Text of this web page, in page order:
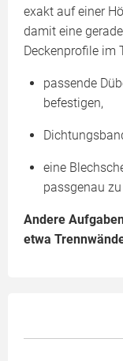
exakt auf einer
damit eine
Deckenprofile im
passende
befestigen,
eine
passgenau
Andere
etwa